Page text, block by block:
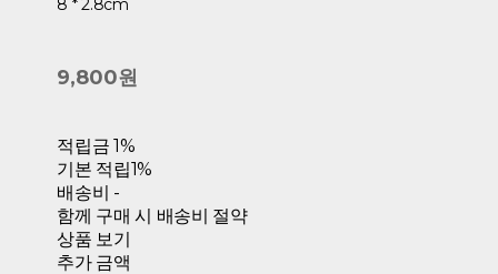
8 * 2.8cm
9,800원
적립금 1%
기본 적립1%
배송비 -
함께 구매 시 배송비 절약
상품 보기
추가 금액